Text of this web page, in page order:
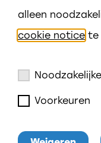
0113 381945
Cookies notice
alleen
cookie notice te
Noodzakelijke
Voorkeuren